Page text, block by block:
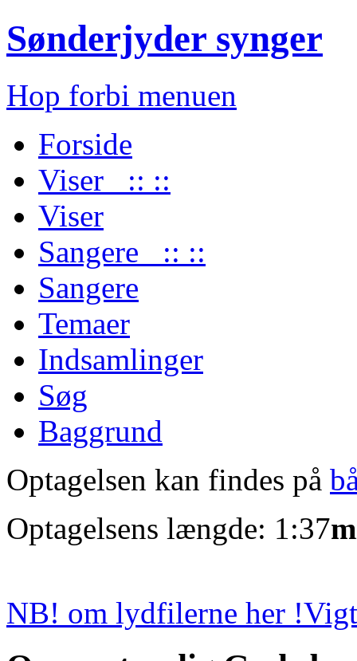
Sønderjyder synger
Hop forbi menuen
Forside
Viser :: ::
Viser
Sangere :: ::
Sangere
Temaer
Indsamlinger
Søg
Baggrund
Optagelsen kan findes på
Optagelsens længde: 1:37
NB! om lydfilerne her !